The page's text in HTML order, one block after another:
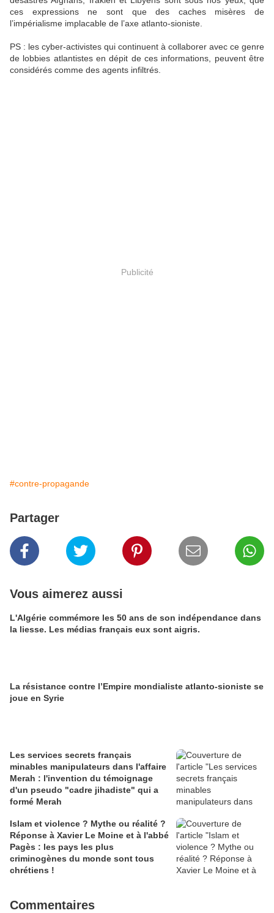
ces expressions ne sont que des caches misères de
l’impérialisme implacable de l’axe atlanto-sioniste.
PS : les cyber-activistes qui continuent à collaborer avec ce genre
de lobbies atlantistes en dépit de ces informations, peuvent être
considérés comme des agents infiltrés.
Publicité
#contre-propagande
Partager
Vous aimerez aussi
L'Algérie commémore les 50 ans de son indépendance dans
la liesse. Les médias français eux sont aigris.
La résistance contre l’Empire mondialiste atlanto-sioniste se
joue en Syrie
Les services secrets français
minables manipulateurs dans l'affaire
Merah : l'invention du témoignage
d'un pseudo "cadre jihadiste" qui a
formé Merah
Islam et violence ? Mythe ou réalité ?
Réponse à Xavier Le Moine et à l'abbé
Pagès : les pays les plus
criminogènes du monde sont tous
chrétiens !
Commentaires